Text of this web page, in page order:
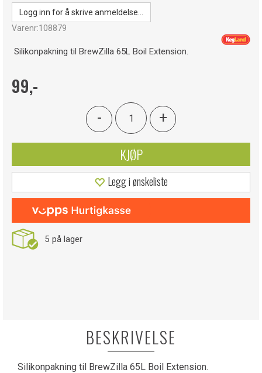
Logg inn for å skrive anmeldelse...
Varenr:108879
Silikonpakning til BrewZilla 65L Boil Extension.
99,-
- +
KJØP
Legg i ønskeliste
5 på lager
BESKRIVELSE
Silikonpakning til BrewZilla 65L Boil Extension.